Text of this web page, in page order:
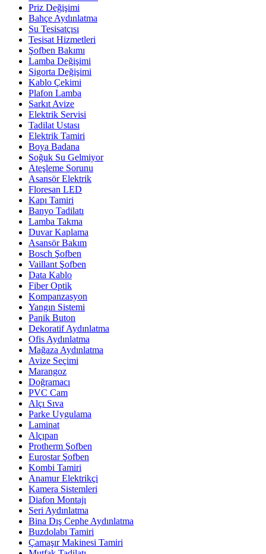
Priz Değişimi
Bahçe Aydınlatma
Su Tesisatçısı
Tesisat Hizmetleri
Şofben Bakımı
Lamba Değişimi
Sigorta Değişimi
Kablo Çekimi
Plafon Lamba
Sarkıt Avize
Elektrik Servisi
Tadilat Ustası
Elektrik Tamiri
Boya Badana
Soğuk Su Gelmiyor
Ateşleme Sorunu
Asansör Elektrik
Floresan LED
Kapı Tamiri
Banyo Tadilatı
Lamba Takma
Duvar Kaplama
Asansör Bakım
Bosch Şofben
Vaillant Şofben
Data Kablo
Fiber Optik
Kompanzasyon
Yangın Sistemi
Panik Buton
Dekoratif Aydınlatma
Ofis Aydınlatma
Mağaza Aydınlatma
Avize Seçimi
Marangoz
Doğramacı
PVC Cam
Alçı Sıva
Parke Uygulama
Laminat
Alçıpan
Protherm Şofben
Eurostar Şofben
Kombi Tamiri
Anamur Elektrikçi
Kamera Sistemleri
Diafon Montajı
Seri Aydınlatma
Bina Dış Cephe Aydınlatma
Buzdolabı Tamiri
Çamaşır Makinesi Tamiri